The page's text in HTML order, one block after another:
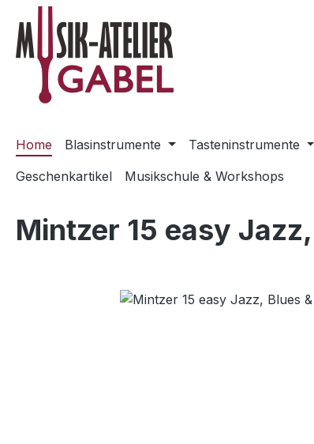
Hauptinhalt springen
Zur Suche springen
Zur Hauptnavigation springen
Home Blasinstrumente Tasteninstrumente
Geschenkartikel
Musikschule & Workshops
Mintzer 15 easy
Bildergalerie überspringen